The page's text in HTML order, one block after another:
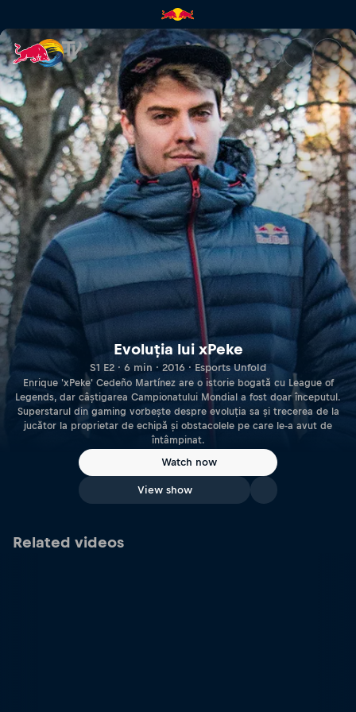
Evoluția lui xPeke | Red Bull
Evoluția lui xPeke
S1 E2 · 6 min · 2016 · Esports Unfold
Enrique 'xPeke' Cedeño Martínez are o istorie bogată cu League of
Legends, dar câștigarea Campionatului Mondial a fost doar începutul.
Superstarul din gaming vorbește despre evoluția sa și trecerea de la
jucător la proprietar de echipă și obstacolele pe care le-a avut de
întâmpinat.
Watch now
View show
Related videos